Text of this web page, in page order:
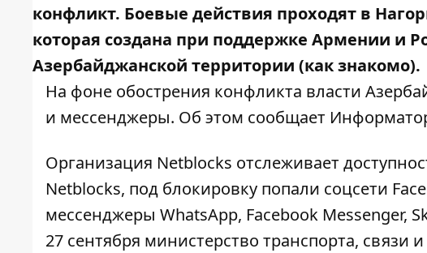
конфликт. Боевые действия проходят в
которая создана при поддержке Армении и
Азербайджанской территории (как знакомо).
На фоне обострения конфликта власти
и мессенджеры. Об этом сообщает
Организация Netblocks отслеживает
Netblocks, под блокировку попали соцсети
мессенджеры WhatsApp, Facebook Messenger,
27 сентября министерство транспорта, связи